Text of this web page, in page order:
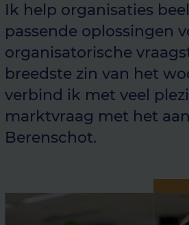
Ik help organisaties
passende oplossingen
organisatorische
breedste zin van het
verbind ik met veel
marktvraag met het
Berenschot.